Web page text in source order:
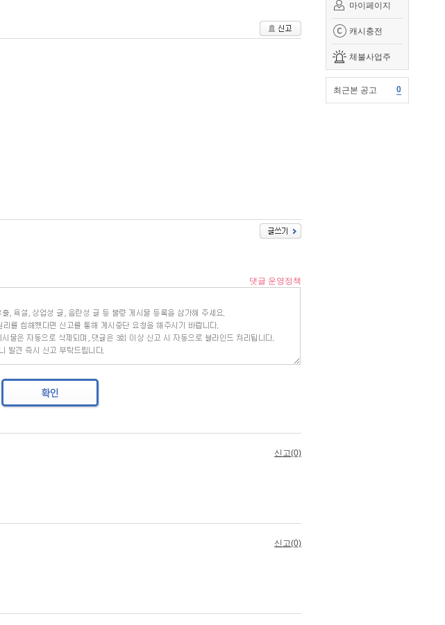
마이페이지
캐시충전
체불사업주
최근본 공고 0